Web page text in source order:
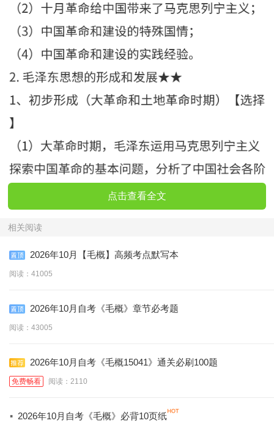
点击查看全文
相关阅读
2026年10月【毛概】高频考点默写本
阅读：41005
2026年10月自考《毛概》章节必考题
阅读：43005
2026年10月自考《毛概15041》通关必刷100题
免费畅看 阅读：2110
· 2026年10月自考《毛概》必背10页纸